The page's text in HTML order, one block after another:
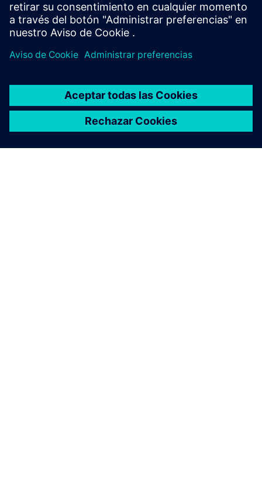
Obtenga más información